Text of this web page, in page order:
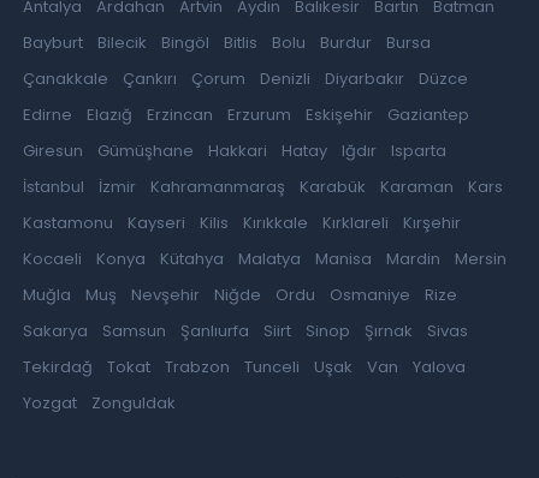
Antalya
Ardahan Artvin Aydın Balıkesir Bartın
Batman
Bayburt
Bilecik Bingöl Bitlis Bolu Burdur
Bursa
Çanakkale
Çankırı Çorum Denizli Diyarbakır
Düzce
Edirne
Elazığ Erzincan Erzurum Eskişehir
Gaziantep
Giresun
Gümüşhane Hakkari Hatay Iğdır
Isparta
İstanbul
İzmir Kahramanmaraş Karabük Karaman
Kars
Kastamonu
Kayseri Kilis Kırıkkale Kırklareli
Kırşehir
Kocaeli
Konya Kütahya Malatya Manisa Mardin
Mersin
Muğla
Muş Nevşehir Niğde Ordu Osmaniye
Rize
Sakarya
Samsun Şanlıurfa Siirt Sinop Şırnak
Sivas
Tekirdağ
Tokat Trabzon Tunceli Uşak Van
Yalova
Yozgat
Zonguldak